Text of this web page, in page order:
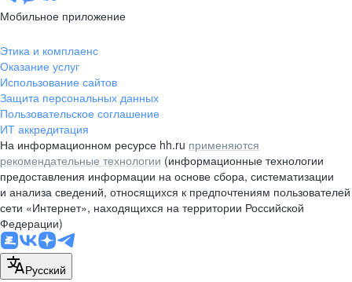
10 этаж, помещение 45-1
pr@rabota.by
Алматы
пр. Абая, д. 151, БЦ Алатау,
12 этаж, офис 1209
+7 727 232-13-13
pr@headhunter.com.kz
Мобильное приложение
Этика и комплаенс
Оказание услуг
Использование сайтов
Защита персональных данных
Пользовательское соглашение
ИТ аккредитация
На информационном ресурсе hh.ru применяются
рекомендательные технологии (информационные технологии
предоставления информации на основе сбора, систематизации
и анализа сведений, относящихся к предпочтениям пользователей
сети «Интернет», находящихся на территории Российской
Федерации)
Русский